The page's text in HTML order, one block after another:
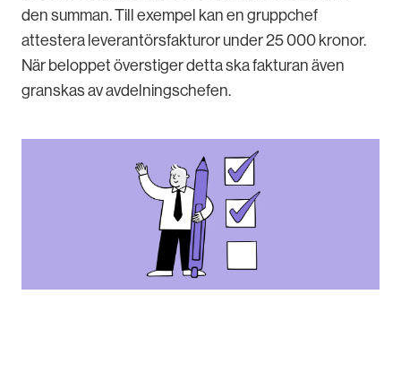
den summan. Till exempel kan en gruppchef
attestera leverantörsfakturor under 25 000 kronor.
När beloppet överstiger detta ska fakturan även
granskas av avdelningschefen.